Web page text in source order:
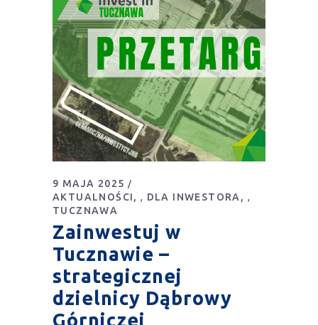
9 MAJA 2025
AKTUALNOŚCI
, DLA INWESTORA ,
TUCZNAWA
Zainwestuj w
Tucznawie –
strategicznej
dzielnicy Dąbrowy
Górniczej